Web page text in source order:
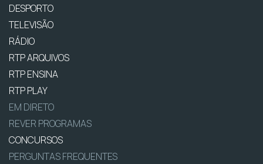
DESPORTO
TELEVISÃO
RÁDIO
RTP ARQUIVOS
RTP ENSINA
RTP PLAY
EM DIRETO
REVER PROGRAMAS
CONCURSOS
PERGUNTAS FREQUENTES